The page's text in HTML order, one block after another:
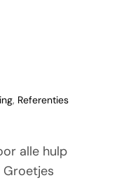
, Referenties
alle hulp